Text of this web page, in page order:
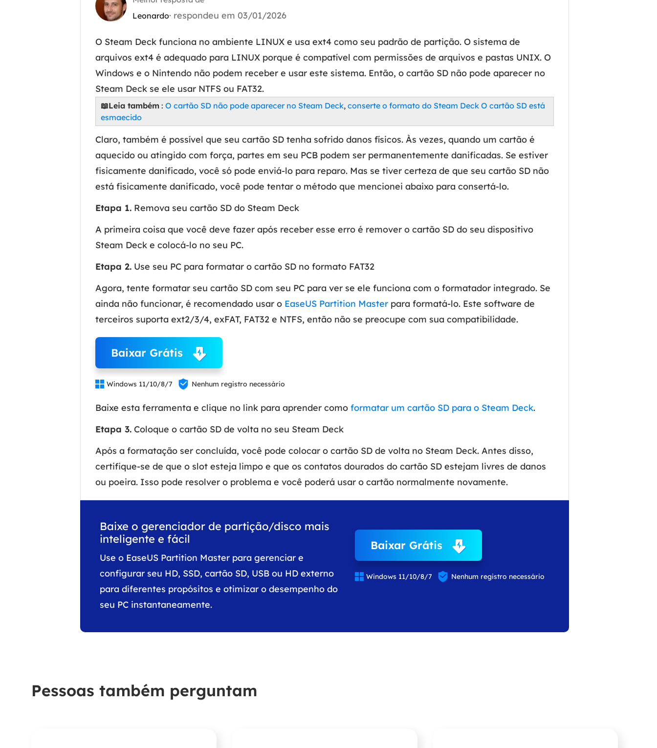
Partition Recovery
Email Recovery
Recuperação de e-mail do Outlook
MS SQL Recovery
Recuperação de banco de dados MS SQL
Recuperação de Pen Drive
Recuperação de HD
Recuperação de HD Externo
Recuperação de Fotos
Vocal Remover (Online)
Remover vocais online grátis
Leonardo· respondeu em 03/01/2026
O Steam Deck funciona no ambiente LINUX e usa ext4 como seu padrão de partição. O sistema de
arquivos ext4 é adequado para LINUX porque é compatível com permissões de arquivos e pastas UNIX. O
Windows e o Nintendo não podem receber e usar este sistema. Então, o cartão SD não pode aparecer no
Steam Deck se ele usar NTFS ou FAT32.
📖Leia também : O cartão SD não pode aparecer no Steam Deck, conserte o formato do Steam Deck O cartão SD está
esmaecido
Claro, também é possível que seu cartão SD tenha sofrido danos físicos. Às vezes, quando um cartão é
aquecido ou atingido com força, partes em seu PCB podem ser permanentemente danificadas. Se estiver
fisicamente danificado, você só pode enviá-lo para reparo. Mas se tiver certeza de que seu cartão SD não
está fisicamente danificado, você pode tentar o método que mencionei abaixo para consertá-lo.
Etapa 1. Remova seu cartão SD do Steam Deck
A primeira coisa que você deve fazer após receber esse erro é remover o cartão SD do seu dispositivo
Steam Deck e colocá-lo no seu PC.
Etapa 2. Use seu PC para formatar o cartão SD no formato FAT32
Agora, tente formatar seu cartão SD com seu PC para ver se ele funciona com o formatador integrado. Se
ainda não funcionar, é recomendado usar o EaseUS Partition Master para formatá-lo. Este software de
terceiros suporta ext2/3/4, exFAT, FAT32 e NTFS, então não se preocupe com sua compatibilidade.
Baixar Grátis
 Windows 11/10/8/7  Nenhum registro necessário
Baixe esta ferramenta e clique no link para aprender como formatar um cartão SD para o Steam Deck.
Etapa 3. Coloque o cartão SD de volta no seu Steam Deck
Após a formatação ser concluída, você pode colocar o cartão SD de volta no Steam Deck. Antes disso,
certifique-se de que o slot esteja limpo e que os contatos dourados do cartão SD estejam livres de danos
ou poeira. Isso pode resolver o problema e você poderá usar o cartão normalmente novamente.
Baixe o gerenciador de partição/disco mais
inteligente e fácil
Use o EaseUS Partition Master para gerenciar e
configurar seu HD, SSD, cartão SD, USB ou HD externo
para diferentes propósitos e otimizar o desempenho do
seu PC instantaneamente.
Baixar Grátis
 Windows 11/10/8/7  Nenhum registro necessário
Pessoas também perguntam